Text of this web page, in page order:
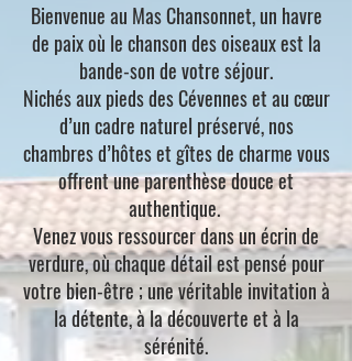
Bienvenue au Mas Chansonnet, un havre
de paix où le chanson des oiseaux est la
bande-son de votre séjour.
Nichés aux pieds des Cévennes et au cœur
d’un cadre naturel préservé, nos
chambres d’hôtes et gîtes de charme vous
offrent une parenthèse douce et
authentique.
Venez vous ressourcer dans un écrin de
verdure, où chaque détail est pensé pour
votre bien-être ; une véritable invitation à
la détente, à la découverte et à la
sérénité.